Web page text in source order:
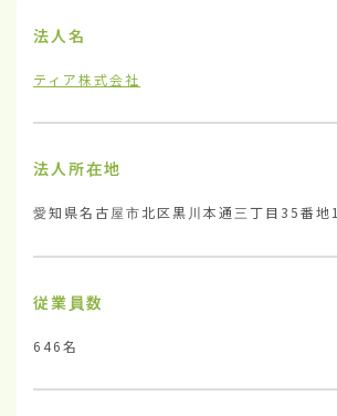
法人名
ティア株式会社
法人所在地
愛知県名古屋市北区黒川本通三丁目35番地1
従業員数
646名